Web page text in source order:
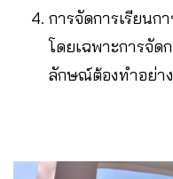
การจัดการเรียนก
โดยเฉพาะการจัด
ลักษณ์ต้องทำอย่า